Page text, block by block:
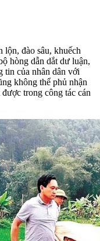
lộn, đào sâu, khuếch
hòng dẫn dắt dư luận,
tin của nhân dân với
không thể phủ nhận
trong công tác cán